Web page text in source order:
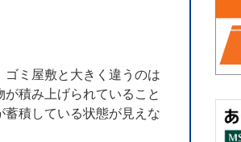
ミ屋敷と大きく違うのは
積み上げられていること
積している状態が見えな